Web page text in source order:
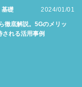
礎 2024/01/01
徹底解説。5Gのメリッ
される活用事例